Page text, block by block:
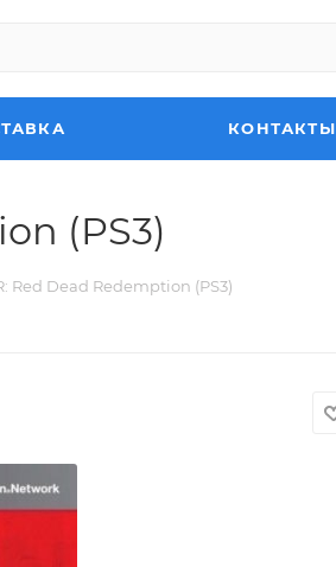
КОНТАКТЫ
(PS3)
Red Dead Redemption (PS3)